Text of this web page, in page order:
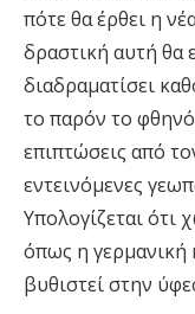
πότε θα έρθει η
δραστική αυτή θα
διαδραματίσει
το παρόν το φθηνό
επιπτώσεις από
εντεινόμενες
Υπολογίζεται ότι
όπως η γερμανική
βυθιστεί στην